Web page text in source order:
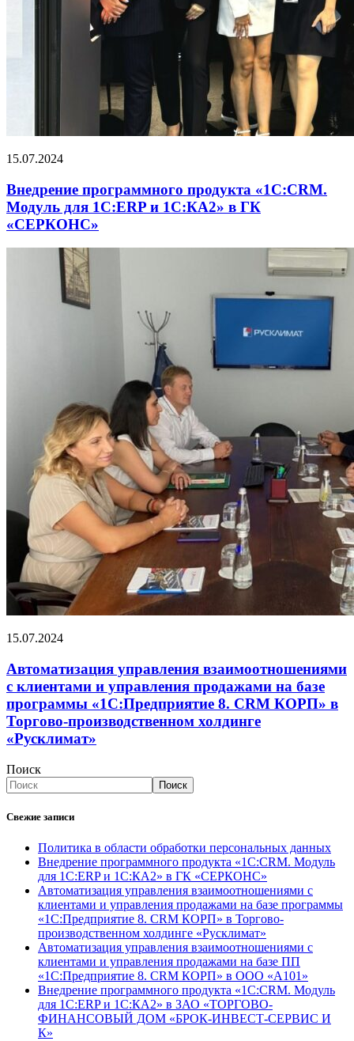
15.07.2024
Внедрение программного продукта «1С:CRM.
Модуль для 1С:ERP и 1С:КА2» в ГК
«СЕРКОНС»
15.07.2024
Автоматизация управления взаимоотношениями
с клиентами и управления продажами на базе
программы «1С:Предприятие 8. CRM КОРП» в
Торгово-производственном холдинге
«Русклимат»
Поиск
Поиск
Свежие записи
Политика в области обработки персональных данных
Внедрение программного продукта «1С:CRM. Модуль
для 1С:ERP и 1С:КА2» в ГК «СЕРКОНС»
Автоматизация управления взаимоотношениями с
клиентами и управления продажами на базе программы
«1С:Предприятие 8. CRM КОРП» в Торгово-
производственном холдинге «Русклимат»
Автоматизация управления взаимоотношениями с
клиентами и управления продажами на базе ПП
«1С:Предприятие 8. CRM КОРП» в ООО «А101»
Внедрение программного продукта «1С:CRM. Модуль
для 1С:ERP и 1С:КА2» в ЗАО «ТОРГОВО-
ФИНАНСОВЫЙ ДОМ «БРОК-ИНВЕСТ-СЕРВИС И
К»